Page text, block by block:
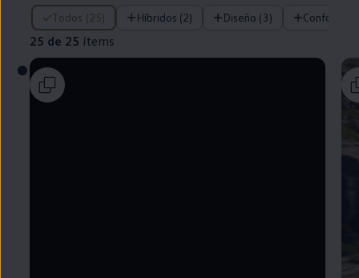
Todos (25) Híbridos (2) Diseño (3) Confort (1)
25 de 25 ítems
25 de 25 ítems